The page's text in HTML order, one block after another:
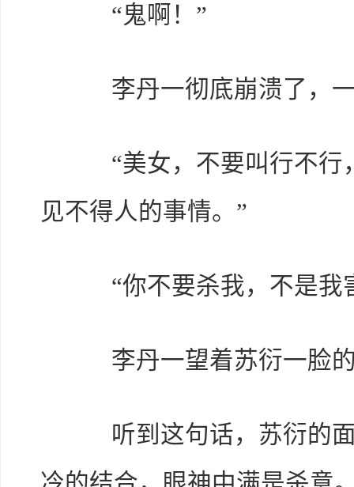
“鬼啊！”
李丹一彻底崩溃了，一
“美女，不要叫行不行
见不得人的事情。”
“你不要杀我，不是我
李丹一望着苏衍一脸的
听到这句话，苏衍的面